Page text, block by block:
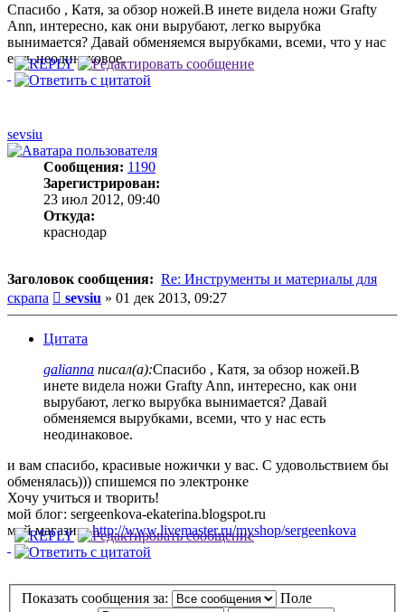
Спасибо , Катя, за обзор ножей.В инете видела ножи Grafty
Ann, интересно, как они вырубают, легко вырубка
вынимается? Давай обменяемся вырубками, всеми, что у нас
есть неодинаковое.
sevsiu
Сообщения: 1190
Зарегистрирован:
23 июл 2012, 09:40
Откуда:
краснодар
Заголовок сообщения: Re: Инструменты и материалы для
скрапа
Сообщение
sevsiu » 01 дек 2013, 09:27
Цитата
galianna писал(а):Спасибо , Катя, за обзор ножей.В
инете видела ножи Grafty Ann, интересно, как они
вырубают, легко вырубка вынимается? Давай
обменяемся вырубками, всеми, что у нас есть
неодинаковое.
и вам спасибо, красивые ножички у вас. С удовольствием бы
обменялась))) спишемся по электронке
Хочу учиться и творить!
мой блог: sergeenkova-ekaterina.blogspot.ru
мой магазин:http://www.livemaster.ru/myshop/sergeenkova
Показать сообщения за:
Поле